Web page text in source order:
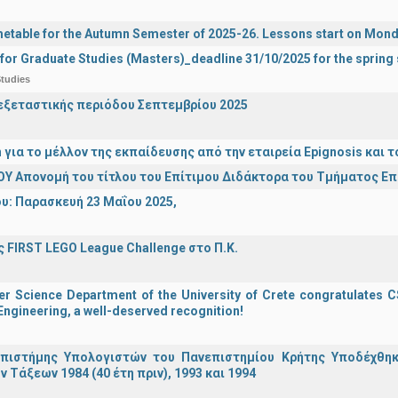
for the Autumn Semester of 2025-26. Lessons start on
Graduate Studies (Masters)_deadline 31/10/2025 for the spring
περιόδου Σεπτεμβρίου 2025
για το μέλλον της εκπαίδευσης από την εταιρεία Epignosis
Απονομή του τίτλου του Επίτιμου Διδάκτορα του Τμήματος
Παρασκευή 23 Μαΐου 2025,
FIRST LEGO League Challenge στο Π.Κ.
Science Department of the University of Crete congratulates
a well-deserved recognition!
Υπολογιστών του Πανεπιστημίου Κρήτης
Τάξεων 1984 (40 έτη πριν), 1993 και 1994